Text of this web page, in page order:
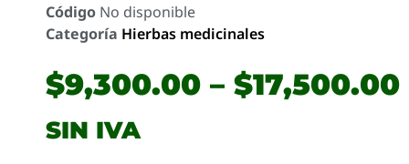
Código No disponible
Categoría Hierbas medicinales
$9,300.00 – $17,500.00
SIN IVA